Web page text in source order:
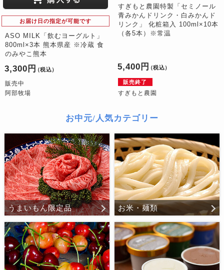
お届け日の指定が可能です
ASO MILK「飲むヨーグルト」
800ml×3本 熊本県産 ※冷蔵 食
のみやこ熊本
3,300円 （税込）
販売中
阿部牧場
すぎもと農園特製「セミノール
青みかんドリンク・白みかんド
リンク」 化粧箱入 100ml×10本
（各5本）※常温
5,400円 （税込）
販売終了
すぎもと農園
お中元/人気カテゴリー
うまいもん限定品 お米・麺類